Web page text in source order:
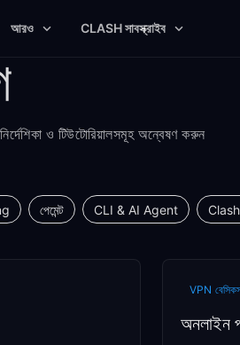
আরও CLASH সাবস্ক্রাইব
ও টিউটোরিয়ালসমূহ অন্বেষণ করুন
পেমেন্ট CLI & AI Agent
VPN
অনলাইন